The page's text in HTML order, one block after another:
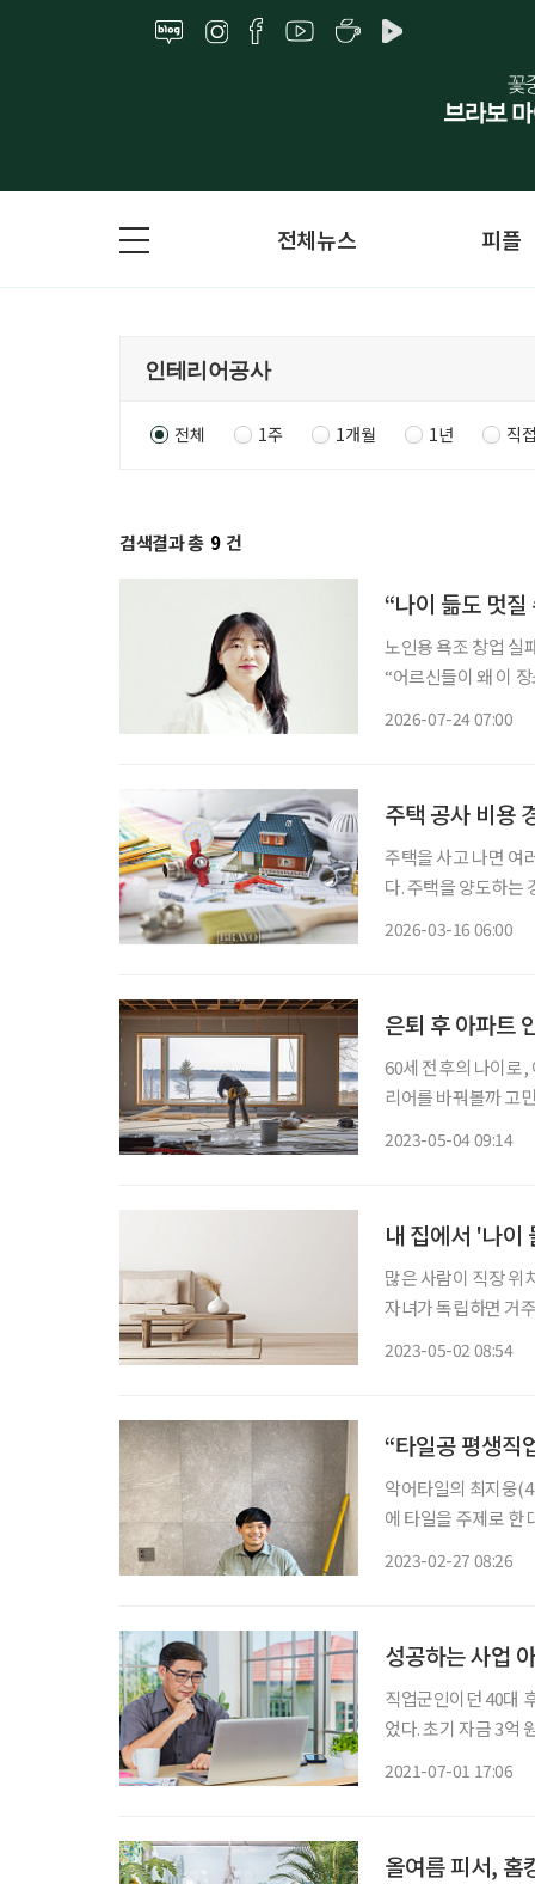
전체뉴스 피플
전체 1주 1개월 1년 직
검색결과 총 9 건
“나이 듦도 멋
노인용 욕조 창업 실
“어르신들이 왜 이 장소에 나와 계신
2026-07-24 07:00
주택 공사 비용
주택을 사고 나면 여
다. 주택을 양도하는
2026-03-16 06:00
은퇴 후 아파트
60세 전후의 나이로,
리어를 바꿔볼까 고
2023-05-04 09:14
내 집에서 '나
많은 사람이 직장 위
자녀가 독립하면 거
2023-05-02 08:54
“타일공 평생직
악어타일의 최지웅
에 타일을 주제로 한
2023-02-27 08:26
성공하는 사업
직업군인이던 40대
었다. 초기 자금 3억
2021-07-01 17:06
올여름 피서, 홈